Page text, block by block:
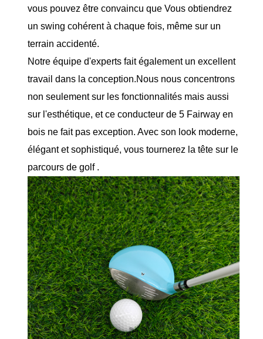
vous pouvez être convaincu que Vous obtiendrez
un swing cohérent à chaque fois, même sur un
terrain accidenté.
Notre équipe d'experts fait également un excellent
travail dans la conception.Nous nous concentrons
non seulement sur les fonctionnalités mais aussi
sur l'esthétique, et ce conducteur de 5 Fairway en
bois ne fait pas exception. Avec son look moderne,
élégant et sophistiqué, vous tournerez la tête sur le
parcours de golf .